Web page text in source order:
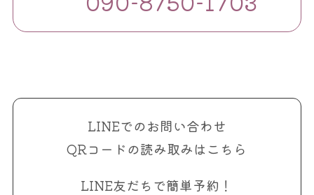
LINEでのお問い合わせ
QRコードの読み取みはこちら
LINE友だちで簡単予約！